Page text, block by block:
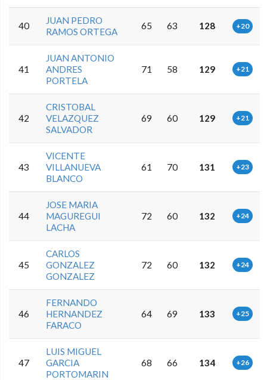
40
JUAN PEDRO
RAMOS ORTEGA
65 63 128 +20
41
JUAN ANTONIO
ANDRES
PORTELA
71 58 129 +21
42
CRISTOBAL
VELAZQUEZ
SALVADOR
69 60 129 +21
43
VICENTE
VILLANUEVA
BLANCO
61 70 131 +23
44
JOSE MARIA
MAGUREGUI
LACHA
72 60 132 +24
45
CARLOS
GONZALEZ
GONZALEZ
72 60 132 +24
46
FERNANDO
HERNANDEZ
FARACO
64 69 133 +25
47
LUIS MIGUEL
GARCIA
PORTOMARIN
68 66 134 +26